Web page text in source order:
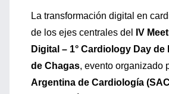
La transformación digital en
de los ejes centrales del
IV
Digital – 1° Cardiology Day de
de Chagas, evento organizado
Argentina de Cardiología (SAC